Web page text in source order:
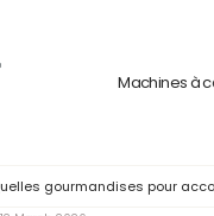
Machines à
gourmandises pour